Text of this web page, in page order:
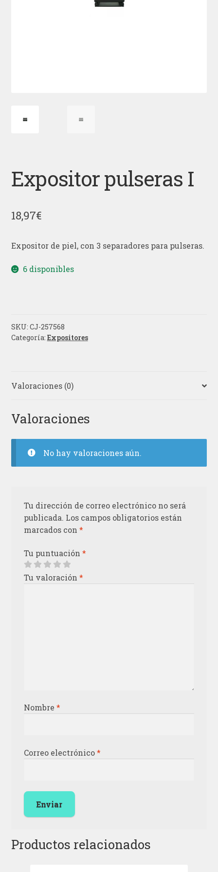
Expositor pulseras I
18,97€
Expositor de piel, con 3 separadores para pulseras.
6 disponibles
SKU: CJ-257568
Categoría: Expositores
Valoraciones (0)
Valoraciones
No hay valoraciones aún.
Tu dirección de correo electrónico no será
publicada. Los campos obligatorios están
marcados con *
Tu puntuación *
Tu valoración *
Nombre *
Correo electrónico*
Productos relacionados